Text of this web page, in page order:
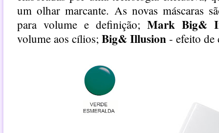
um olhar marcante. As novas máscaras
para volume e definição; Mark Big&
volume aos cílios; Big& Illusion - efeito de